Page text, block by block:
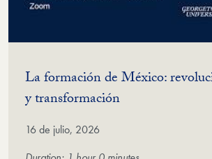
La formación de México:
y transformación(Video)
16 de julio, 2026